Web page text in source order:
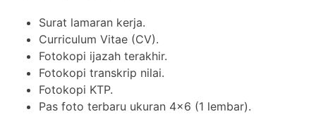
Surat lamaran kerja.
Curriculum Vitae (CV).
Fotokopi ijazah terakhir.
Fotokopi transkrip nilai.
Fotokopi KTP.
Pas foto terbaru ukuran 4×6 (1 lembar).